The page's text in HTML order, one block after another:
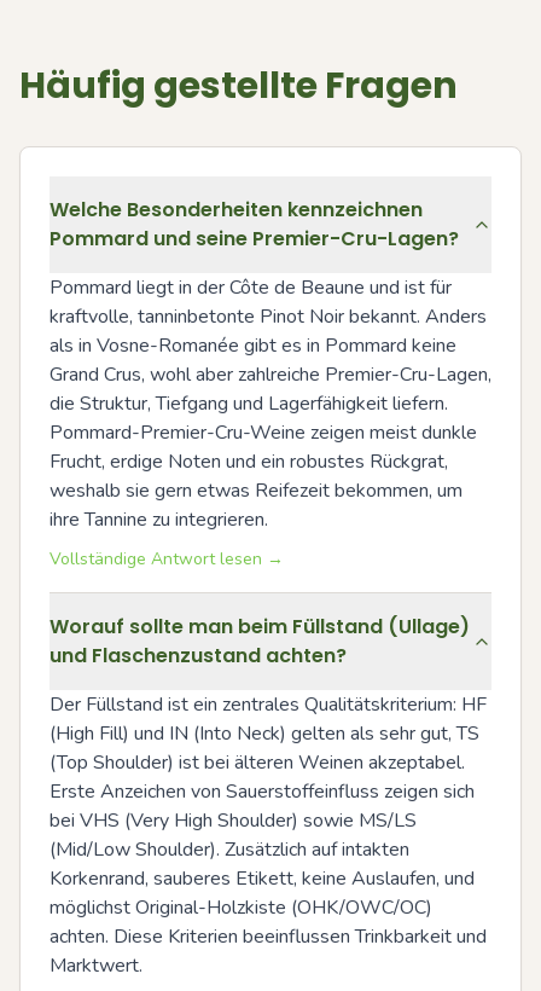
Häufig gestellte Fragen
Welche Besonderheiten kennzeichnen
Pommard und seine Premier-Cru-Lagen?
Pommard liegt in der Côte de Beaune und ist für
kraftvolle, tanninbetonte Pinot Noir bekannt. Anders
als in Vosne-Romanée gibt es in Pommard keine
Grand Crus, wohl aber zahlreiche Premier-Cru-Lagen,
die Struktur, Tiefgang und Lagerfähigkeit liefern.
Pommard-Premier-Cru-Weine zeigen meist dunkle
Frucht, erdige Noten und ein robustes Rückgrat,
weshalb sie gern etwas Reifezeit bekommen, um
ihre Tannine zu integrieren.
Vollständige Antwort lesen →
Worauf sollte man beim Füllstand (Ullage)
und Flaschenzustand achten?
Der Füllstand ist ein zentrales Qualitätskriterium: HF
(High Fill) und IN (Into Neck) gelten als sehr gut, TS
(Top Shoulder) ist bei älteren Weinen akzeptabel.
Erste Anzeichen von Sauerstoffeinfluss zeigen sich
bei VHS (Very High Shoulder) sowie MS/LS
(Mid/Low Shoulder). Zusätzlich auf intakten
Korkenrand, sauberes Etikett, keine Auslaufen, und
möglichst Original-Holzkiste (OHK/OWC/OC)
achten. Diese Kriterien beeinflussen Trinkbarkeit und
Marktwert.